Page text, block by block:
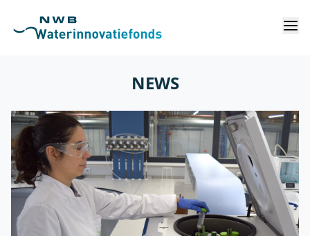
NEWS